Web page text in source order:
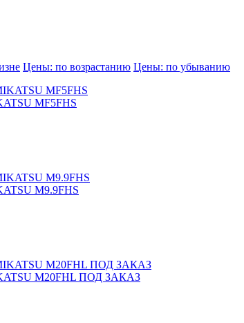
Цены: по возрастанию Цены: по убыванию
MF5FHS
M9.9FHS
M20FHL ПОД ЗАКАЗ